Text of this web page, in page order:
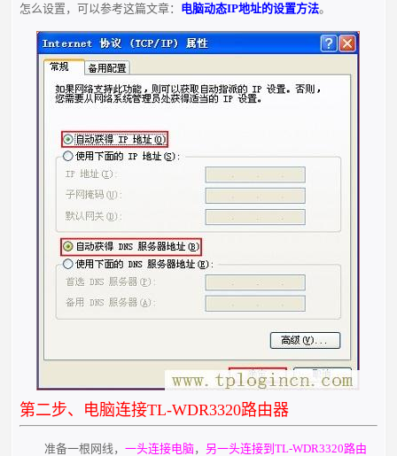
怎么设置，可以参考这篇文章： 电脑动态IP地址的设置方法。
第二步、电脑连接TL-WDR3320路由器
准备一根网线， 一头连接电脑， 另一头连接到TL-WDR3320路由